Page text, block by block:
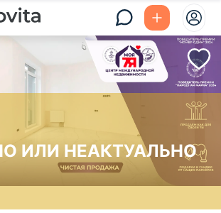
ИЛИ НЕАКТУАЛЬНО